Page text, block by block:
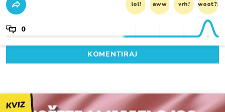
lol! aww vrh! woot?!
0
KOMENTIRAJ
KVIZ